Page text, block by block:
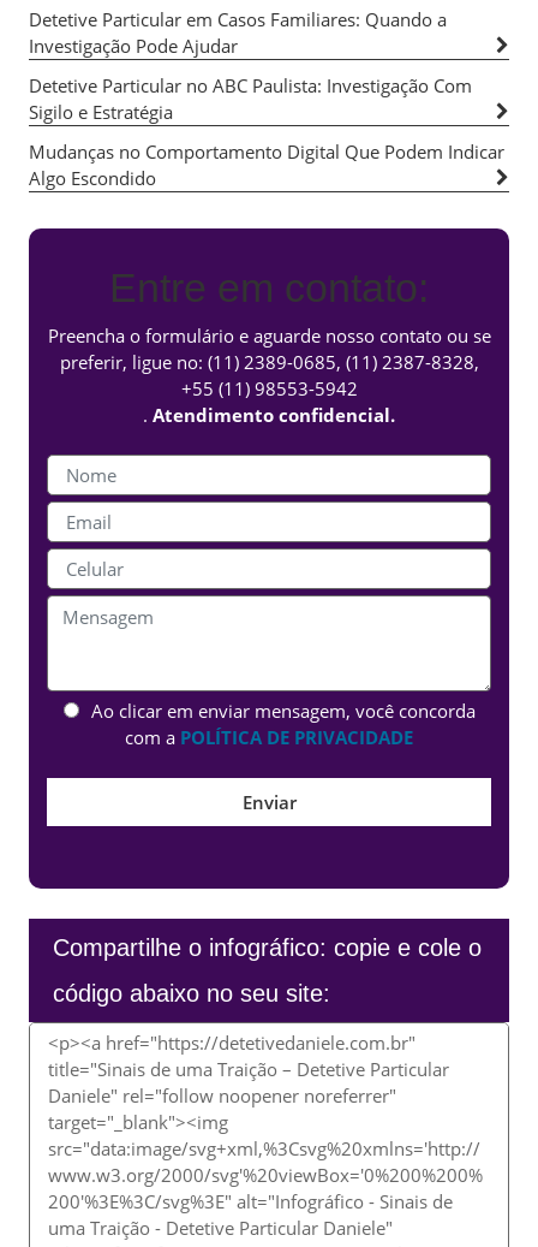
Detetive Particular em Casos Familiares: Quando a
Investigação Pode Ajudar
Detetive Particular no ABC Paulista: Investigação Com
Sigilo e Estratégia
Mudanças no Comportamento Digital Que Podem Indicar
Algo Escondido
Entre em contato:
Preencha o formulário e aguarde nosso contato ou se
preferir, ligue no: (11) 2389-0685, (11) 2387-8328,
+55 (11) 98553-5942
. Atendimento confidencial.
Ao clicar em enviar mensagem, você concorda
com a POLÍTICA DE PRIVACIDADE
Compartilhe o infográfico: copie e cole o
código abaixo no seu site: